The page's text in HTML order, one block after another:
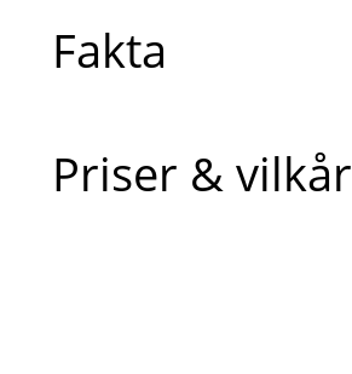
Fakta
Priser & vilkår